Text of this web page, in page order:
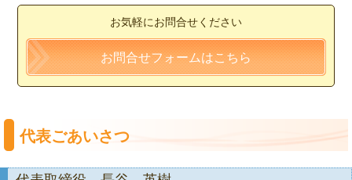
お気軽にお問合せください
お問合せフォームはこちら
代表ごあいさつ